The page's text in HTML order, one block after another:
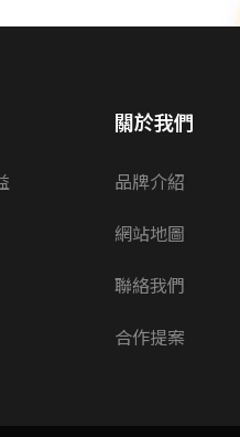
關於我們
品牌介紹
網站地圖
聯絡我們
合作提案